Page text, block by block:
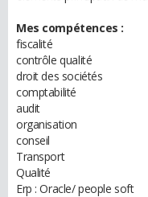
Mes compétences :
fiscalité
contrôle qualité
droit des sociétés
comptabilité
audit
organisation
conseil
Transport
Qualité
Erp : Oracle/ people soft